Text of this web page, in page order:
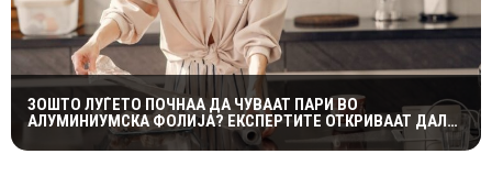
ЗОШТО ЛУЃЕТО ПОЧНАА ДА ЧУВААТ ПАРИ ВО
АЛУМИНИУМСКА ФОЛИЈА? ЕКСПЕРТИТЕ ОТКРИВААТ ДАЛИ
ТРИКОТ НАВИСТИНА ФУНКЦИОНИРА